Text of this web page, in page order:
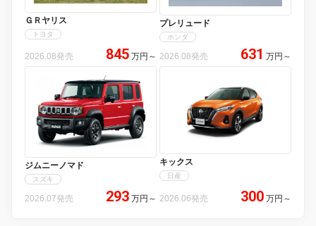
ＧＲヤリス
トヨタ
2026.08発売 845 万円 ～
プレリュード
ホンダ
2026.08発売 631 万円 ～
ジムニーノマド
スズキ
2026.07発売 293 万円 ～
キックス
日産
2026.06発売 300 万円 ～